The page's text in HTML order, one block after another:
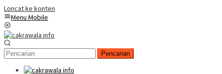
Loncat ke konten
Menu Mobile
Pencarian